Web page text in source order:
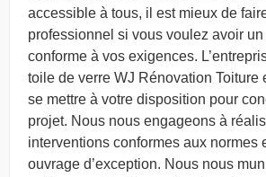
accessible à tous, il est mieux de
professionnel si vous voulez avoir
conforme à vos exigences.
toile de verre WJ Rénovation Toiture
se mettre à votre disposition pour
projet. Nous nous engageons à
interventions conformes aux normes
ouvrage d’exception. Nous nous